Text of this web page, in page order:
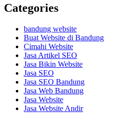
Categories
bandung website
Buat Website di Bandung
Cimahi Website
Jasa Artikel SEO
Jasa Bikin Website
Jasa SEO
Jasa SEO Bandung
Jasa Web Bandung
Jasa Website
Jasa Website Andir